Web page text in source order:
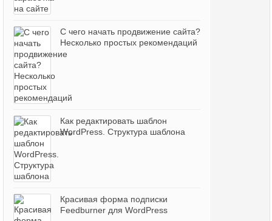
С чего начать продвижение сайта?
Несколько простых рекомендаций
Как редактировать шаблон
WordPress. Структура шаблона
Красивая форма подписки
Feedburner для WordPress